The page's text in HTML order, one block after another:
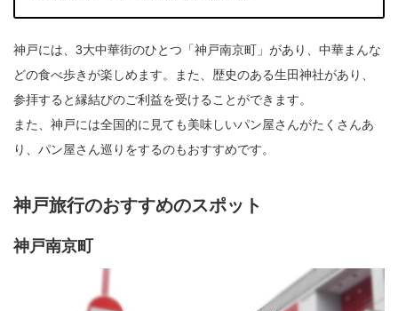
神戸には、3大中華街のひとつ「神戸南京町」があり、中華まんな
どの食べ歩きが楽しめます。また、歴史のある生田神社があり、
参拝すると縁結びのご利益を受けることができます。
また、神戸には全国的に見ても美味しいパン屋さんがたくさんあ
り、パン屋さん巡りをするのもおすすめです。
神戸旅行のおすすめのスポット
神戸南京町